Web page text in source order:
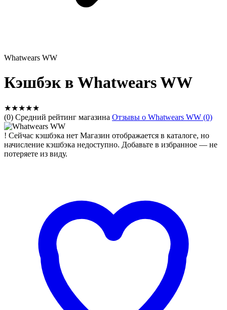
Whatwears WW
Кэшбэк в Whatwears WW
★★★★★
(0) Средний рейтинг магазина Отзывы о Whatwears WW (0)
! Сейчас кэшбэка нет Магазин отображается в каталоге, но
начисление кэшбэка недоступно. Добавьте в избранное — не
потеряете из виду.